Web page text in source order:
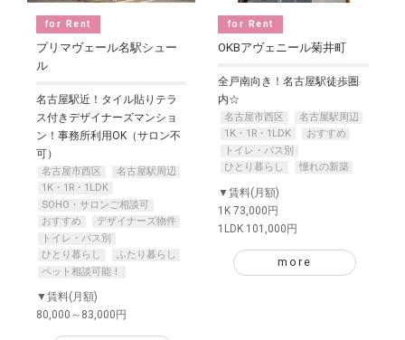
for Rent
プリマヴェール名駅シュー
ル
名古屋駅近！タイル貼りテラ
ス付きデザイナーズマンショ
ン！事務所利用OK（サロン不
可）
名古屋市西区
名古屋駅周辺
1K・1R・1LDK
SOHO・サロンご相談可
おすすめ
デザイナーズ物件
トイレ・バス別
ひとり暮らし
ふたり暮らし
ペット相談可能！
▼賃料(月額)
80,000～83,000円
for Rent
OKBアヴェニール菊井町
全戸南向き！名古屋駅徒歩圏
内☆
名古屋市西区
名古屋駅周辺
1K・1R・1LDK
おすすめ
トイレ・バス別
ひとり暮らし
憧れの新築
▼賃料(月額)
1K 73,000円
1LDK 101,000円
more